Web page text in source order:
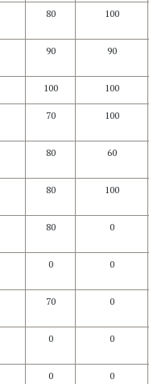
80 100
90 90
100 100
70 100
80 60
80 100
80 0
0 0
70 0
0 0
0 0